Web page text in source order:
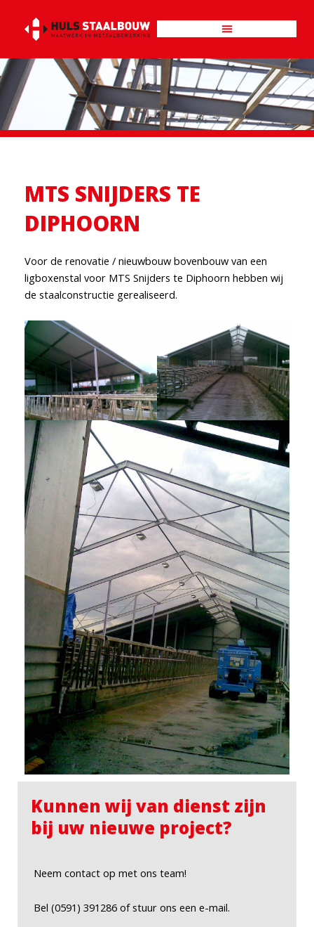
inhoud
MTS SNIJDERS TE
DIPHOORN
Voor de renovatie / nieuwbouw bovenbouw van een
ligboxenstal voor MTS Snijders te Diphoorn hebben wij
de staalconstructie gerealiseerd.
Kunnen wij van dienst zijn
bij uw nieuwe project?
Neem contact op met ons team!
Bel (0591) 391286 of stuur ons een e-mail.